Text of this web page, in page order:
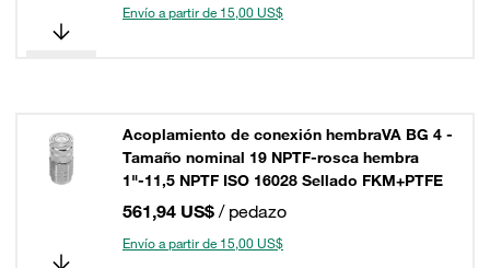
Envío a partir de 15,00 US$
Acoplamiento de conexión hembraVA BG 4 -
Tamaño nominal 19 NPTF-rosca hembra
1"-11,5 NPTF ISO 16028 Sellado FKM+PTFE
561,94 US$ / pedazo
Envío a partir de 15,00 US$